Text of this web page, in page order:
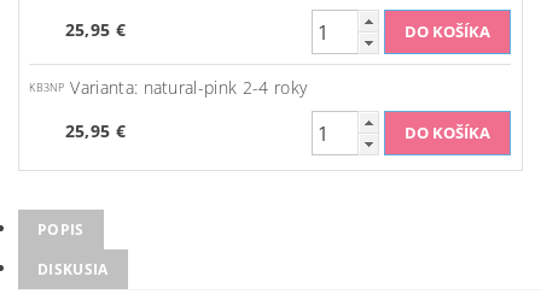
25,95 €
KB3NP Varianta: natural-pink 2-4 roky
25,95 €
POPIS
DISKUSIA